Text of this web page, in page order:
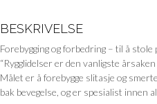
BESKRIVELSE
Forebygging og forbedring – til å stole
“Rygglidelser er den vanligste
Målet er å forebygge slitasje og
bak bevegelse, og er spesialist innen